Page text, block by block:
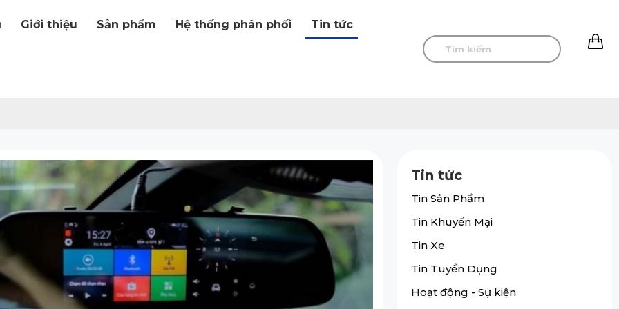
Giới thiệu Sản phẩm Hệ thống phân phối Tin tức
Tin tức
Tin Sản Phẩm
Tin Khuyến Mại
Tin Xe
Tin Tuyển Dụng
Hoạt động - Sự kiện